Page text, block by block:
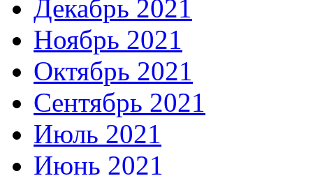
Декабрь 2021
Ноябрь 2021
Октябрь 2021
Сентябрь 2021
Июль 2021
Июнь 2021